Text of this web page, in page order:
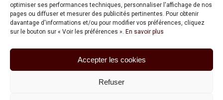
optimiser ses performances techniques, personnaliser l'affichage de nos
pages ou diffuser et mesurer des publicités pertinentes. Pour obtenir
davantage d'informations et/ou pour modifier vos préférences, cliquez
sur le bouton sur « Voir les préférences ». En savoir plus
Accepter les cookies
Refuser